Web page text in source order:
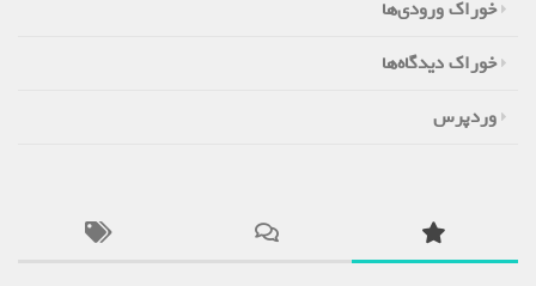
خوراک ورودی‌ها
خوراک دیدگاه‌ها
وردپرس